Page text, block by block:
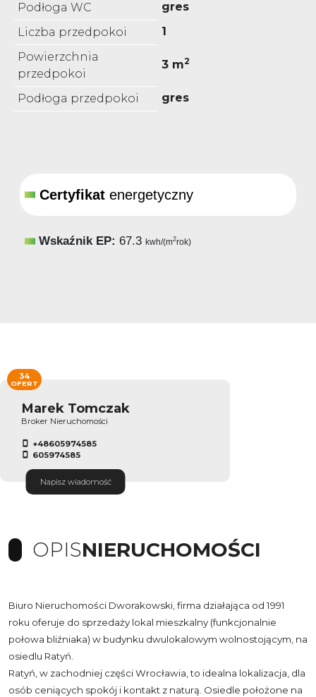
Podłoga WC
gres
Liczba przedpokoi
1
Powierzchnia
przedpokoi
3 m2
Podłoga przedpokoi gres
Certyfikat energetyczny
Wskaźnik EP: 67.3 kwh/(m2rok)
Marek Tomczak
Broker Nieruchomości
+48605974585
605974585
Napisz wiadomość
34
OFERT
OPISNIERUCHOMOŚCI
Biuro Nieruchomości Dworakowski, firma działająca od 1991
roku oferuje do sprzedaży lokal mieszkalny (funkcjonalnie
połowa bliźniaka) w budynku dwulokalowym wolnostojącym, na
osiedlu Ratyń.
Ratyń, w zachodniej części Wrocławia, to idealna lokalizacja, dla
osób ceniących spokój i kontakt z naturą. Osiedle położone na